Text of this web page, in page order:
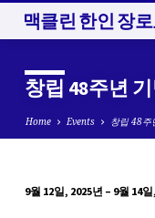
맥클린 한인 장
창립 48주년
Home Events 창립 48주
9월 12일, 2025년 – 9월 14